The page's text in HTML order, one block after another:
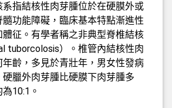
結核性肉芽腫位於在硬膜外或
功能障礙，臨床基本特點漸進性
征。有學者稱之非典型脊椎結核
tuborcolosis）。椎管內結核性肉
齡，多見於青壯年，男女性發病
臘外肉芽腫比硬膜下肉芽腫多
10:1。